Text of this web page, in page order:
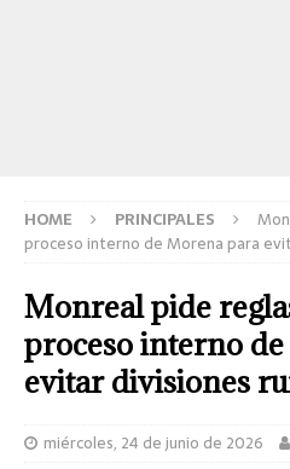
HOME PRINCIPALES
proceso interno de Morena para
Monreal pide
proceso interno
evitar divisiones
miércoles, 24 de junio de 2026